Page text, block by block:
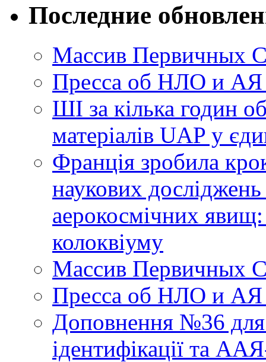
Последние
Массив Первичных
Пресса об НЛО и
ШІ за кілька годин
матеріалів UAP у
Франція зробила
наукових
аерокосмічних
колоквіуму
Массив Первичных
Пресса об НЛО и
Доповнення №36
ідентифікації та